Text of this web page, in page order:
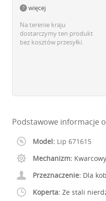
więcej
Na terenie kraju
dostarczymy ten produkt
bez kosztów przesyłki.
Podstawowe informacje
Model: Lip 671615
Mechanizm: Kwarcowy
Przeznaczenie: Dla
Koperta: Ze stali